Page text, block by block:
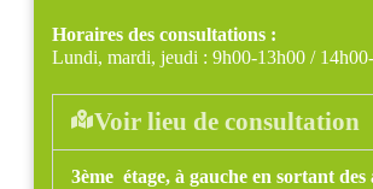
Horaires des consultations :
Lundi, mardi, jeudi : 9h00-13h00 /
Voir lieu de consultation
3ème étage, à gauche en sortant des